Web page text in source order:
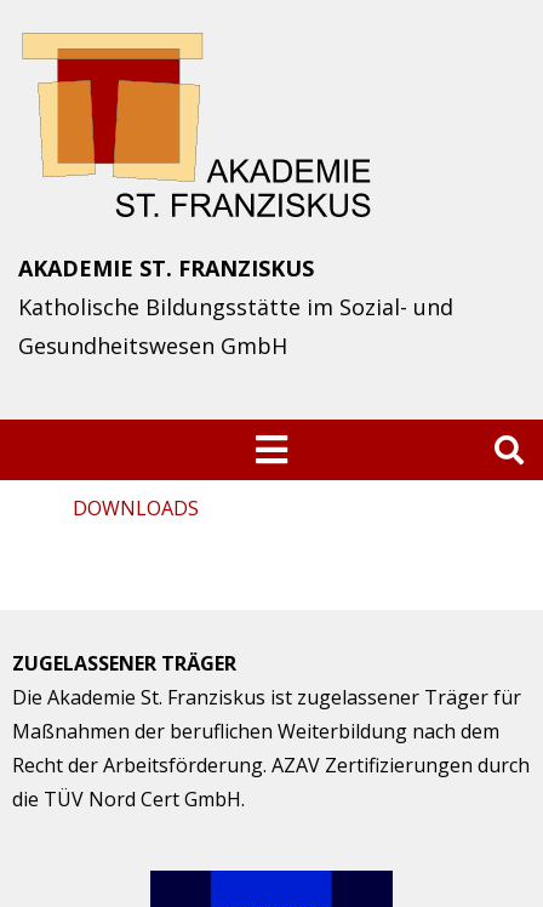
AKADEMIE ST. FRANZISKUS
Katholische Bildungsstätte im Sozial- und
Gesundheitswesen GmbH
DOWNLOADS
ZUGELASSENER TRÄGER
Die Akademie St. Franziskus ist zugelassener Träger für
Maßnahmen der beruflichen Weiterbildung nach dem
Recht der Arbeitsförderung. AZAV Zertifizierungen durch
die TÜV Nord Cert GmbH.